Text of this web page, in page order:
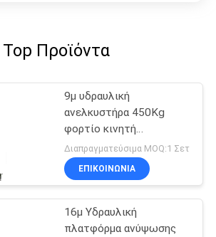
Top Προϊόντα
9μ υδραυλική
ανελκυστήρα 450Kg
φορτίο κινητή
ανελκυστήρα ψαλίδι
Διαπραγματεύσιμα MOQ:1 Σετ
ΕΠΙΚΟΙΝΩΝΙΑ
16μ Υδραυλική
πλατφόρμα ανύψωσης